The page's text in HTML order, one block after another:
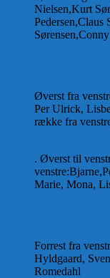
Nielsen,Kurt
Pedersen,Claus
Øverst fra
Per Ulrick,
række fra
. Øverst til
Marie, Mona,
Forrest fra
Hyldgaard,
Romedahl